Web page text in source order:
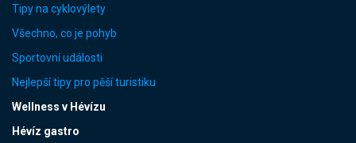
Tipy na cyklovýlety
Všechno, co je pohyb
Sportovní události
Nejlepší tipy pro pěší turistiku
Wellness v Hévízu
Hévíz gastro